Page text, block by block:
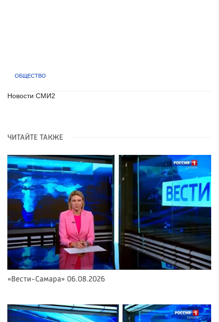
ОБЩЕСТВО
Новости СМИ2
ЧИТАЙТЕ ТАКЖЕ
«Вести-Самара» 06.08.2026